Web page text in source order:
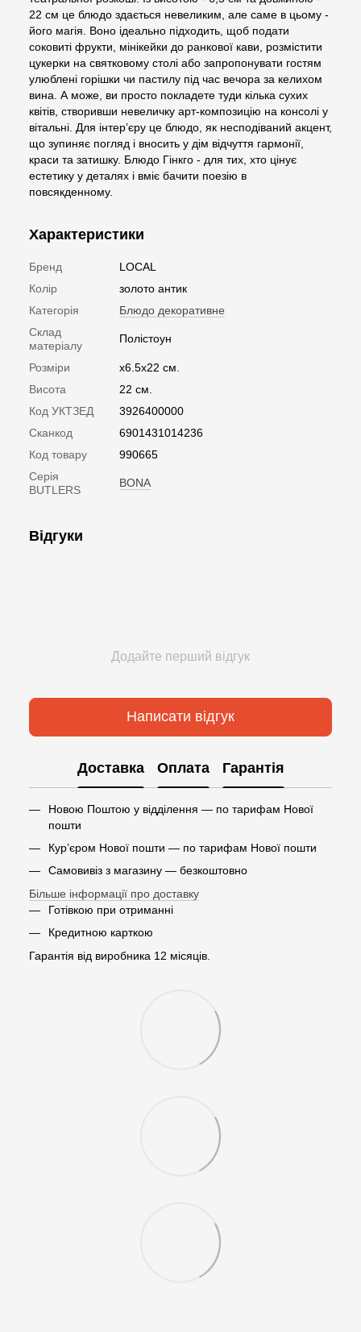
22 см це блюдо здається невеликим, але саме в цьому -
його магія. Воно ідеально підходить, щоб подати
соковиті фрукти, мінікейки до ранкової кави, розмістити
цукерки на святковому столі або запропонувати гостям
улюблені горішки чи пастилу під час вечора за келихом
вина. А може, ви просто покладете туди кілька сухих
квітів, створивши невеличку арт-композицію на консолі у
вітальні. Для інтер’єру це блюдо, як несподіваний акцент,
що зупиняє погляд і вносить у дім відчуття гармонії,
краси та затишку. Блюдо Гінкго - для тих, хто цінує
естетику у деталях і вміє бачити поезію в
повсякденному.
Характеристики
Бренд
LOCAL
Колір
золото антик
Категорія
Блюдо декоративне
Склад
матеріалу
Полістоун
Розміри
x6.5x22 см.
Висота
22 см.
Код УКТЗЕД
3926400000
Сканкод
6901431014236
Код товару
990665
Серія
BUTLERS
BONA
Відгуки
Додайте перший відгук
Написати відгук
Доставка Оплата Гарантія
Новою Поштою у відділення — по тарифам Нової
пошти
Кур’єром Нової пошти — по тарифам Нової пошти
Самовивіз з магазину — безкоштовно
Більше інформації про доставку
Готівкою при отриманні
Кредитною карткою
Гарантія від виробника 12 місяців.